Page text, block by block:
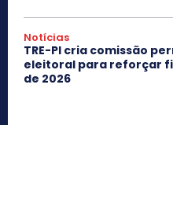
Notícias
TRE-PI cria comissão
eleitoral para reforçar
de 2026